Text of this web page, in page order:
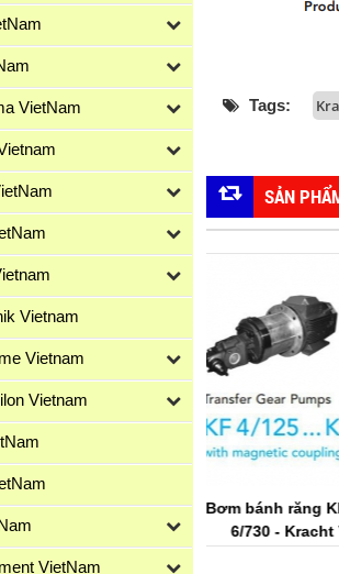
Tags:
SẢN
răng KF 4/125...KF
730 - Kracht Vietnam
Bơm bánh răng
VietNam
Vietnam
Vietnam
Vietnam
VietNam